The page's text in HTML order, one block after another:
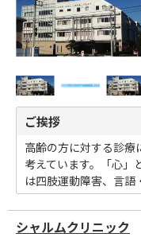
ご挨拶
高齢の方に対する診療
考えています。「心」
は四肢運動障害、言語
シャルムクリニック